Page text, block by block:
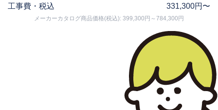
工事費・税込
331,300円〜
メーカーカタログ商品価格(税込): 399,300円～784,300円